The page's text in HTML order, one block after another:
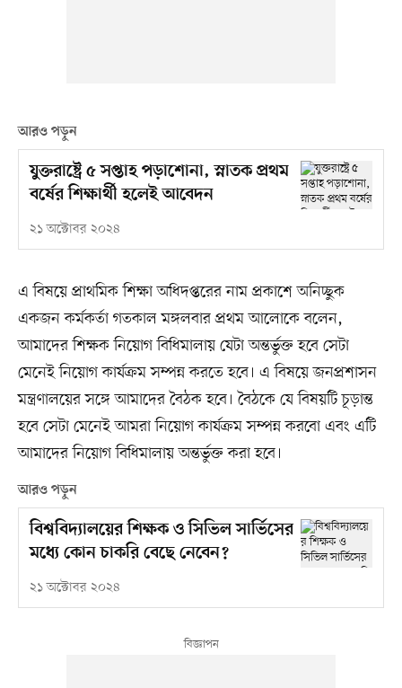
আরও পড়ুন
যুক্তরাষ্ট্রে ৫ সপ্তাহ পড়াশোনা, স্নাতক প্রথম
বর্ষের শিক্ষার্থী হলেই আবেদন
২১ অক্টোবর ২০২৪
এ বিষয়ে প্রাথমিক শিক্ষা অধিদপ্তরের নাম প্রকাশে অনিচ্ছুক
একজন কর্মকর্তা গতকাল মঙ্গলবার প্রথম আলোকে বলেন,
আমাদের শিক্ষক নিয়োগ বিধিমালায় যেটা অন্তর্ভুক্ত হবে সেটা
মেনেই নিয়োগ কার্যক্রম সম্পন্ন করতে হবে। এ বিষয়ে জনপ্রশাসন
মন্ত্রণালয়ের সঙ্গে আমাদের বৈঠক হবে। বৈঠকে যে বিষয়টি চূড়ান্ত
হবে সেটা মেনেই আমরা নিয়োগ কার্যক্রম সম্পন্ন করবো এবং এটি
আমাদের নিয়োগ বিধিমালায় অন্তর্ভুক্ত করা হবে।
আরও পড়ুন
বিশ্ববিদ্যালয়ের শিক্ষক ও সিভিল সার্ভিসের
মধ্যে কোন চাকরি বেছে নেবেন?
২১ অক্টোবর ২০২৪